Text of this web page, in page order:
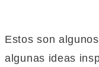
Estos son
algunas ideas